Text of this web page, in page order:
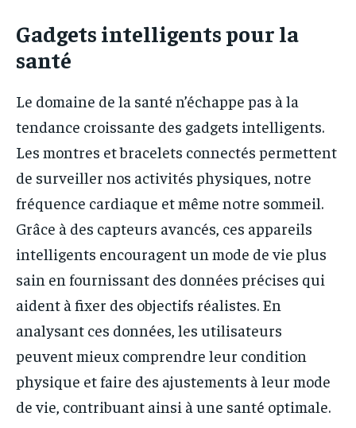
Gadgets intelligents pour la
santé
Le domaine de la santé n’échappe pas à la
tendance croissante des gadgets intelligents.
Les montres et bracelets connectés permettent
de surveiller nos activités physiques, notre
fréquence cardiaque et même notre sommeil.
Grâce à des capteurs avancés, ces appareils
intelligents encouragent un mode de vie plus
sain en fournissant des données précises qui
aident à fixer des objectifs réalistes. En
analysant ces données, les utilisateurs
peuvent mieux comprendre leur condition
physique et faire des ajustements à leur mode
de vie, contribuant ainsi à une santé optimale.